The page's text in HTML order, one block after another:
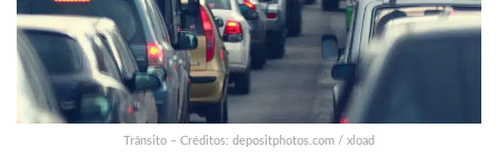
Trânsito – Créditos: depositphotos.com / xload